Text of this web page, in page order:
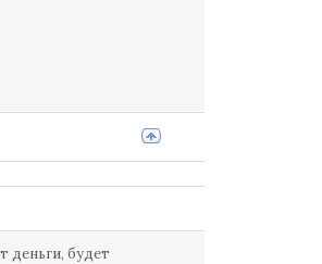
деньги, будет